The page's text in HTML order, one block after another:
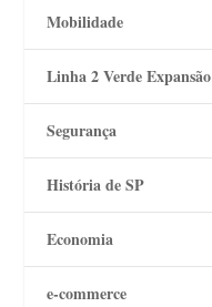
Mobilidade
Linha 2 Verde Expansão
Segurança
História de SP
Economia
e-commerce